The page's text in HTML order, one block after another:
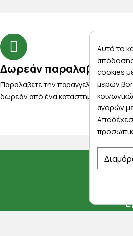
Δωρεάν παραλαβή
Παραλάβετε την παραγγελία σας
δωρεάν από ένα κατάστημα μας
Αυτό το
cookies
μερών
αγορών